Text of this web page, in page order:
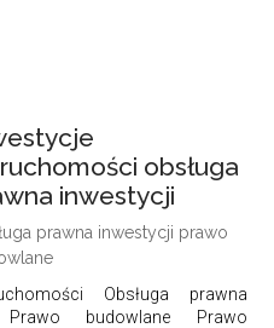
obsługa
inwestycji
prawna inwestycji prawo
Obsługa prawna
Prawo budowlane Prawo